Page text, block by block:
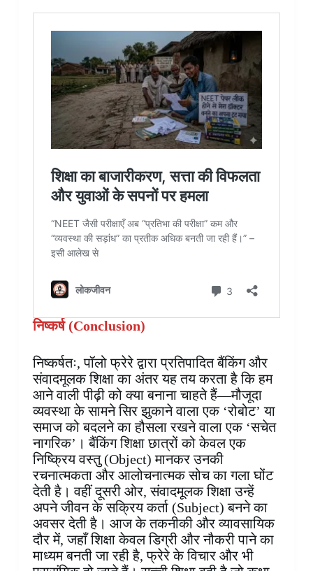
निष्कर्ष (Conclusion)
निष्कर्षतः, पॉलो फ्रेरे द्वारा प्रतिपादित बैंकिंग और
संवादमूलक शिक्षा का अंतर यह तय करता है कि हम
आने वाली पीढ़ी को क्या बनाना चाहते हैं—मौजूदा
व्यवस्था के सामने सिर झुकाने वाला एक ‘रोबोट’ या
समाज को बदलने का हौसला रखने वाला एक ‘सचेत
नागरिक’। बैंकिंग शिक्षा छात्रों को केवल एक
निष्क्रिय वस्तु (Object) मानकर उनकी
रचनात्मकता और आलोचनात्मक सोच का गला घोंट
देती है। वहीं दूसरी ओर, संवादमूलक शिक्षा उन्हें
अपने जीवन के सक्रिय कर्ता (Subject) बनने का
अवसर देती है। आज के तकनीकी और व्यावसायिक
दौर में, जहाँ शिक्षा केवल डिग्री और नौकरी पाने का
माध्यम बनती जा रही है, फ्रेरे के विचार और भी